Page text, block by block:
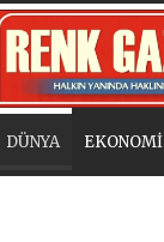
DÜNYA EKONOMİ